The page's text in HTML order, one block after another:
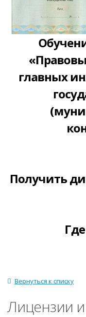
главных
Получить
Вернуться к списку
Лицензии